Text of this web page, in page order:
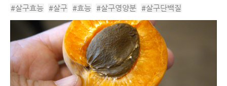
떠올리곤 합니다. 화려하고 달콤한 대형 과일들의 그늘에 가려져
#살구효능 #살구 #효능 #살구영양분 #살구단백질
#살구영양소 #과즙 #살구영양 #수박 #복숭아 #여름철
#여름철과일
#여름과일 #건살구 #제철과일 #단백질과일